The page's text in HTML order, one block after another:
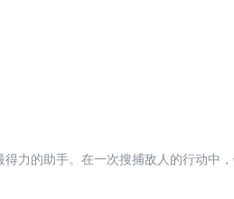
力的助手。在一次搜捕敌人的行动中，